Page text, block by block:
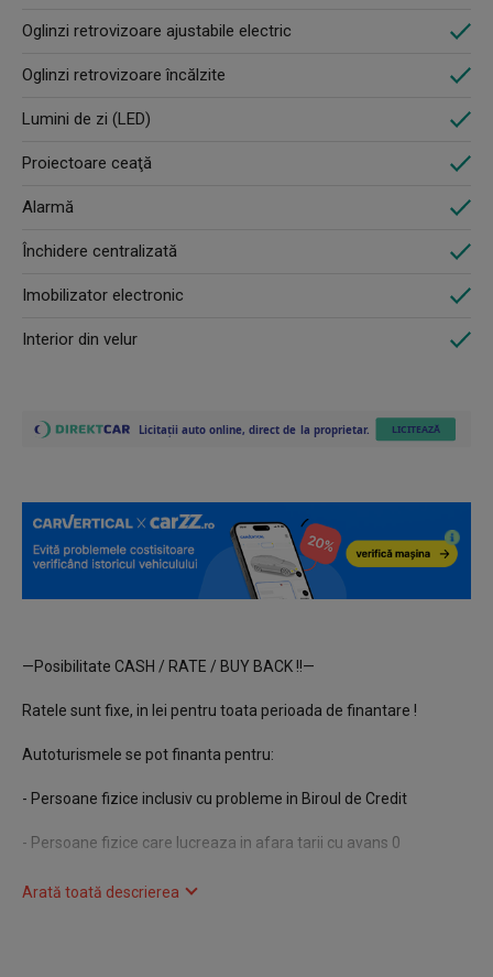
Oglinzi retrovizoare ajustabile electric
Oglinzi retrovizoare încălzite
Lumini de zi (LED)
Proiectoare ceaţă
Alarmă
Închidere centralizată
Imobilizator electronic
Interior din velur
—Posibilitate CASH / RATE / BUY BACK !!—
Ratele sunt fixe, in lei pentru toata perioada de finantare !
Autoturismele se pot finanta pentru:
- Persoane fizice inclusiv cu probleme in Biroul de Credit
- Persoane fizice care lucreaza in afara tarii cu avans 0
- Persoane juridice PFA, II, SRL cu sau fara avans(societatea
Arată toată descrierea